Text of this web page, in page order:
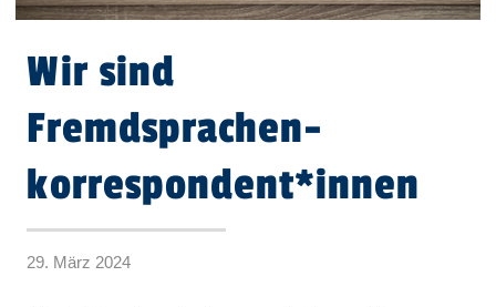
Wir sind
Fremdsprachen-
korrespondent*innen
29. März 2024